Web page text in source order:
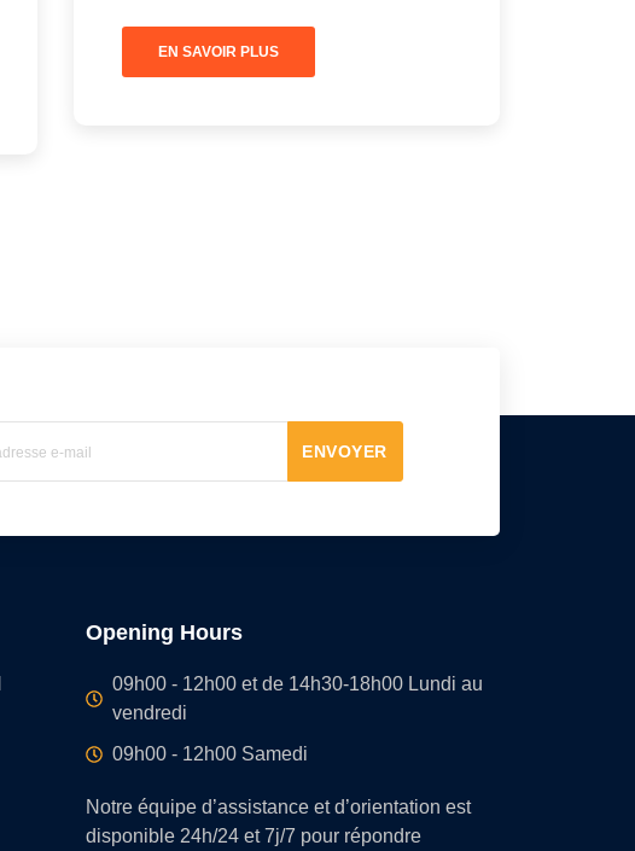
EN SAVOIR PLUS
ENVOYER
Opening Hours
09h00 - 12h00 et de 14h30-18h00 Lundi au
vendredi
09h00 - 12h00 Samedi
Notre équipe d’assistance et d’orientation est
disponible 24h/24 et 7j/7 pour répondre